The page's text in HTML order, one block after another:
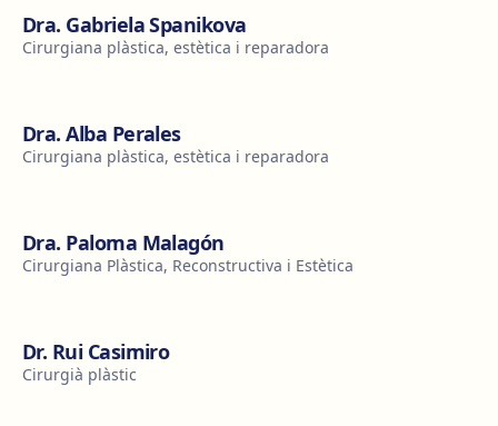
Dra. Gabriela Spanikova
Cirurgiana plàstica, estètica i reparadora
Dra. Alba Perales
Cirurgiana plàstica, estètica i reparadora
Dra. Paloma Malagón
Cirurgiana Plàstica, Reconstructiva i Estètica
Dr. Rui Casimiro
Cirurgià plàstic